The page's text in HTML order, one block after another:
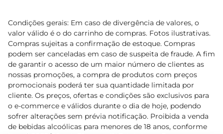
Condições gerais: Em caso de divergência de valores, o
valor válido é o do carrinho de compras. Fotos ilustrativas.
Compras sujeitas a confirmação de estoque. Compras
podem ser canceladas em caso de suspeita de fraude. A fim
de garantir o acesso de um maior número de clientes as
nossas promoções, a compra de produtos com preços
promocionais poderá ter sua quantidade limitada por
cliente. Os preços, ofertas e condições são exclusivos para
o e-commerce e válidos durante o dia de hoje, podendo
sofrer alterações sem prévia notificação. Proibida a venda
de bebidas alcoólicas para menores de 18 anos, conforme